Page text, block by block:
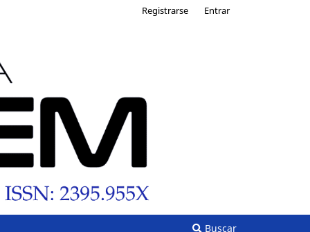
Buscar
Registrarse Entrar